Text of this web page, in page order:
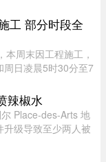
Mach董事长
天周四向 ...
工 部分时段全
周末因工程施工，
周日凌晨5时30分至7
续至上午10时。
响 ...
辣椒水
Place-des-Arts 地
级导致至少两人被